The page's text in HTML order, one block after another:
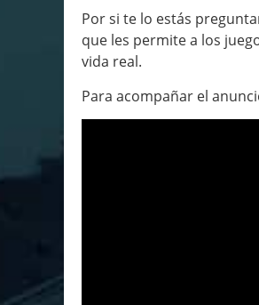
Por si te lo estás
que les permite a los
vida real.
Para acompañar el